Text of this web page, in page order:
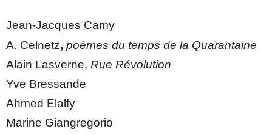
Jean-Jacques Camy
A. Celnetz,poèmes du temps de la Quarantaine
Alain Lasverne,Rue Révolution
Yve Bressande
Ahmed Elalfy
Marine Giangregorio